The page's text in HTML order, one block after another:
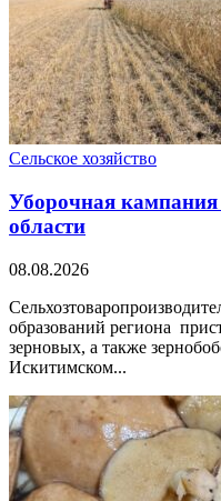
Сельское хозяйство
Уборочная кампания
области
08.08.2026
образований региона
зерновых, а также
Искитимском...